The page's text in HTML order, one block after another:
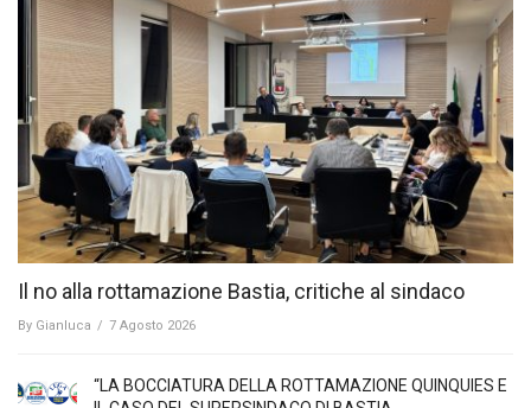
Il no alla rottamazione Bastia, critiche al sindaco
By Gianluca / 7 Agosto 2026
“LA BOCCIATURA DELLA ROTTAMAZIONE QUINQUIES E